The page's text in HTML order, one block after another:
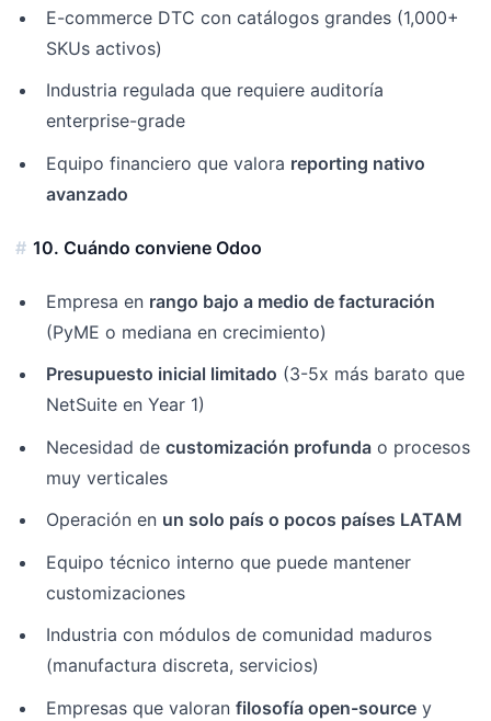
E-commerce DTC con catálogos grandes (1,000+
SKUs activos)
Industria regulada que requiere auditoría
enterprise-grade
Equipo financiero que valora reporting nativo
avanzado
10. Cuándo conviene Odoo
Empresa en rango bajo a medio de facturación
(PyME o mediana en crecimiento)
Presupuesto inicial limitado (3-5x más barato que
NetSuite en Year 1)
Necesidad de customización profunda o procesos
muy verticales
Operación en un solo país o pocos países LATAM
Equipo técnico interno que puede mantener
customizaciones
Industria con módulos de comunidad maduros
(manufactura discreta, servicios)
Empresas que valoran filosofía open-source y